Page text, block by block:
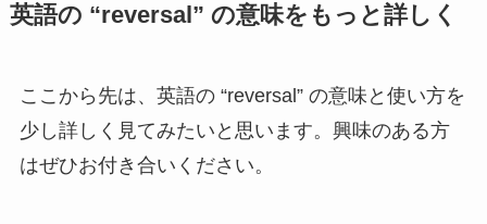
英語の “reversal” の意味をもっと詳しく
ここから先は、英語の “reversal” の意味と使い方を
少し詳しく見てみたいと思います。興味のある方
はぜひお付き合いください。